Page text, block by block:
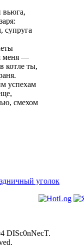
вьюга,
меня —
котле ты,
успехам
смехом
уголок
DISc0nNecT.